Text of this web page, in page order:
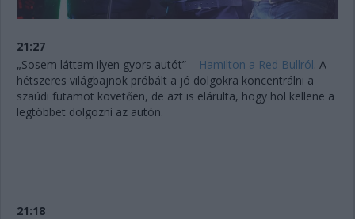
21:27
„Sosem láttam ilyen gyors autót” – Hamilton a Red Bullról. A
hétszeres világbajnok próbált a jó dolgokra koncentrálni a
szaúdi futamot követően, de azt is elárulta, hogy hol kellene a
legtöbbet dolgozni az autón.
21:18